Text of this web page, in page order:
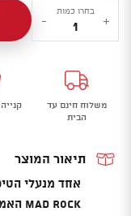
+
כמות
של
טיפוס
להשכרה
BADGER
בחרו כמות
-
משלוח חינם עד
הבית
תיאור המוצר
אחד מנעלי
MAD ROCK האמריקאית .